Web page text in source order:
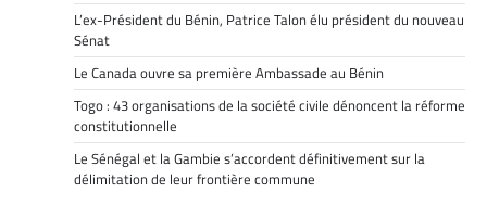
L’ex-Président du Bénin, Patrice Talon élu président du nouveau
Sénat
Le Canada ouvre sa première Ambassade au Bénin
Togo : 43 organisations de la société civile dénoncent la réforme
constitutionnelle
Le Sénégal et la Gambie s’accordent définitivement sur la
délimitation de leur frontière commune